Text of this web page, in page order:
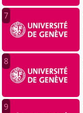
7
8
9